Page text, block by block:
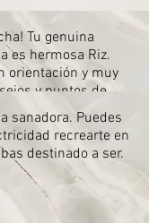
Tu genuina
es hermosa Riz.
orientación y muy
y puntos de
mí mismo lo que
a varios
vida. Gracias por
sanadora. Puedes
recrearte en
destinado a ser.